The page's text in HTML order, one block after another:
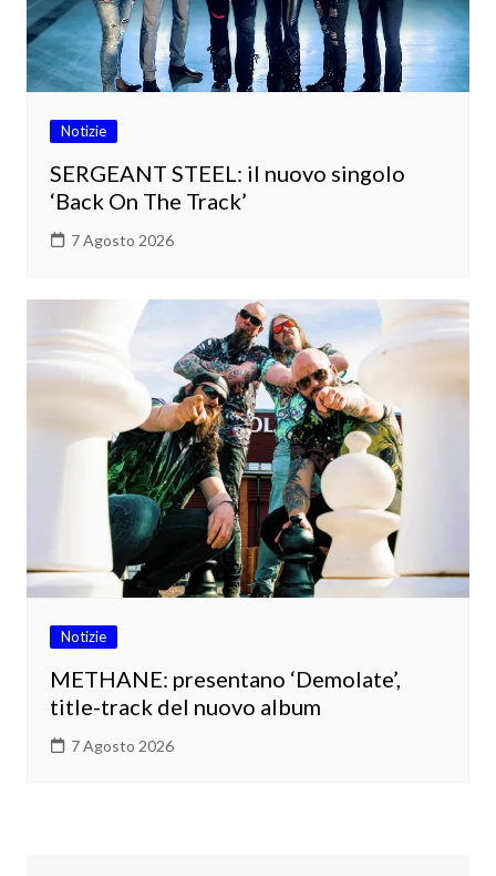
Notizie
SERGEANT STEEL: il nuovo singolo
‘Back On The Track’
7 Agosto 2026
Notizie
METHANE: presentano ‘Demolate’,
title-track del nuovo album
7 Agosto 2026